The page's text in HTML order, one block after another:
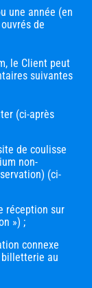
une année (en
de
le Client peut
suivantes
(ci-après
de coulisse
non-
(ci-
réception sur
») ;
connexe
billetterie au